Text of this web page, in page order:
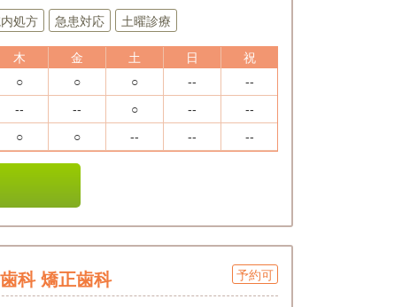
処方 急患対応 土曜診療
木 金 土 日
祝
○ ○ ○ --
--
-- -- ○ --
--
○ ○ -- -- --
予約可
科 矯正歯科